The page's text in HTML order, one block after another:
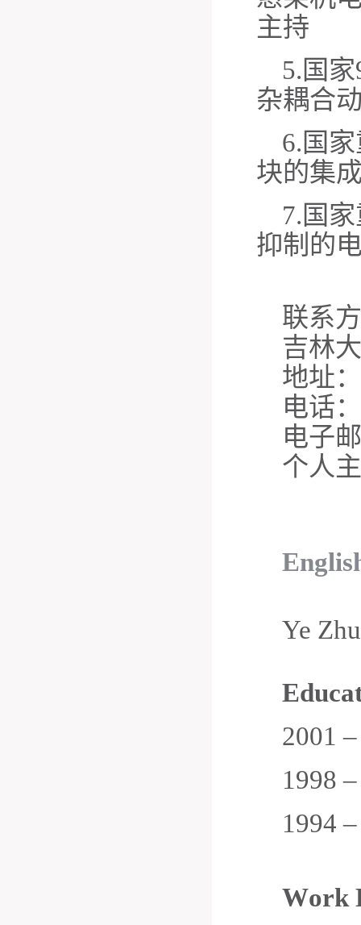
主持
5.国家
杂耦合
6.国
块的集
7.国
抑制的
联系
吉林
地址
电话：
电子
个人
Ye
2001
1998
1994
Work